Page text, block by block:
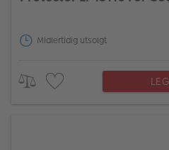
Midlertidig utsolgt